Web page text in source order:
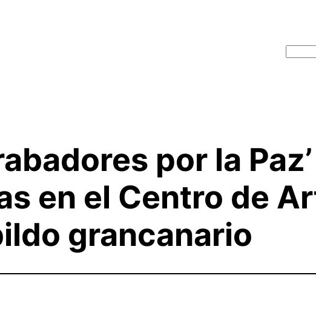
por la
en el Centro de
grancanario